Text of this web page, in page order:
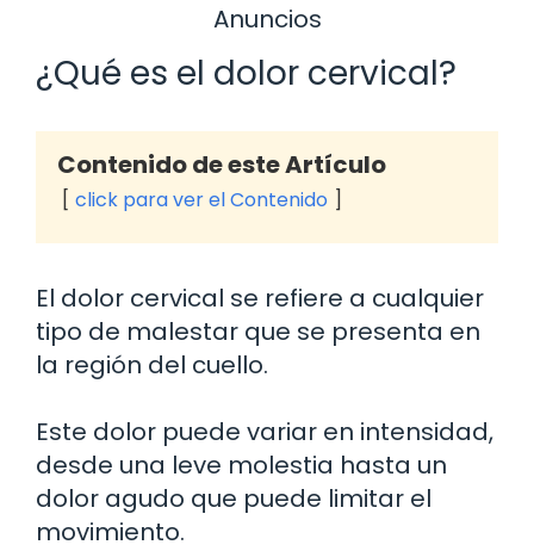
Anuncios
¿Qué es el dolor cervical?
Contenido de este Artículo
click para ver el Contenido
El dolor cervical se refiere a cualquier
tipo de malestar que se presenta en
la región del cuello.
Este dolor puede variar en intensidad,
desde una leve molestia hasta un
dolor agudo que puede limitar el
movimiento.